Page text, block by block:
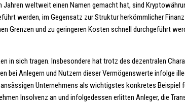
weltweit einen Namen gemacht hat, sind
werden, im Gegensatz zur Struktur herkömmlicher
Grenzen und zu geringeren Kosten schnell durchgeführt
sich tragen. Insbesondere hat trotz des dezentralen
bei Anlegern und Nutzern dieser Vermögenswerte infolge
Unternehmens als wichtigstes konkretes
Insolvenz an und infolgedessen erlitten Anleger, die